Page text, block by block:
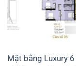
Mặt bằng Luxury